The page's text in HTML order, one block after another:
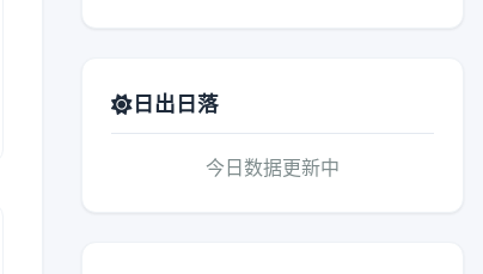
日出日落
今日数据更新中